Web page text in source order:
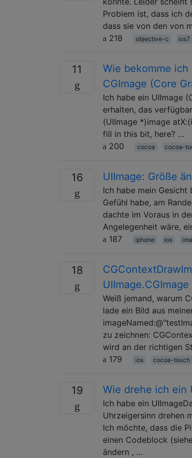
Problem ist, dass ich
dass sie von den von
218
objective-c ios7
11
Wie bekomme
CGImage (Core
Ich habe ein UIImage
erhalten, das
(UIImage *)image
fill in this bit, here? …
200
cocoa cocoa-
16 UIImage: Größe
Ich habe mein
Gefühl habe, am
dachte im Voraus in
Angelegenheit wäre,
187
iphone ios
18
Weiß jemand, warum
lade ein Bild aus
zu zeichnen:
wird an der richtigen
179
ios cocoa-touch
19 Wie drehe ich ein
Ich habe ein
Uhrzeigersinn drehen
Ich möchte, dass die
einen Codeblock
ändern , …